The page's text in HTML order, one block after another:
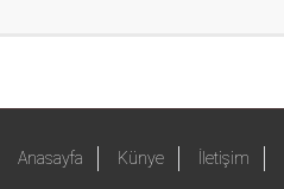
Anasayfa Künye İletişim